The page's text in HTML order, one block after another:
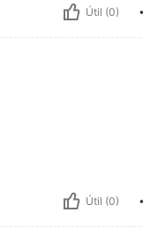
Útil (0)
Útil (0)